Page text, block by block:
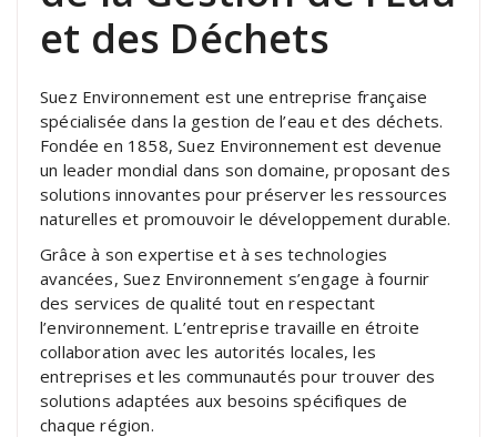
et des Déchets
Suez Environnement est une entreprise française
spécialisée dans la gestion de l’eau et des déchets.
Fondée en 1858, Suez Environnement est devenue
un leader mondial dans son domaine, proposant des
solutions innovantes pour préserver les ressources
naturelles et promouvoir le développement durable.
Grâce à son expertise et à ses technologies
avancées, Suez Environnement s’engage à fournir
des services de qualité tout en respectant
l’environnement. L’entreprise travaille en étroite
collaboration avec les autorités locales, les
entreprises et les communautés pour trouver des
solutions adaptées aux besoins spécifiques de
chaque région.